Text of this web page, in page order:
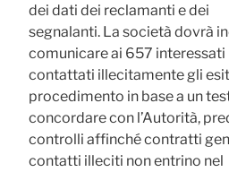
dei dati dei reclamanti e dei
segnalanti. La società dovrà
comunicare ai 657 interessati
contattati illecitamente gli
procedimento in base a un
concordare con l’Autorità,
controlli affinché contratti
contatti illeciti non entrino nel